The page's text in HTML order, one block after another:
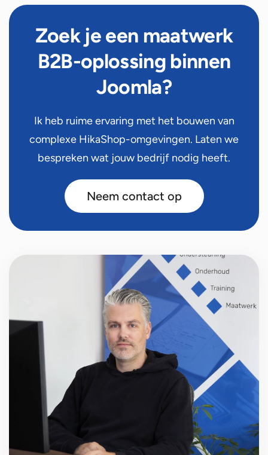
Zoek je een maatwerk
B2B-oplossing binnen
Joomla?
Ik heb ruime ervaring met het bouwen van
complexe HikaShop-omgevingen. Laten we
bespreken wat jouw bedrijf nodig heeft.
Neem contact op